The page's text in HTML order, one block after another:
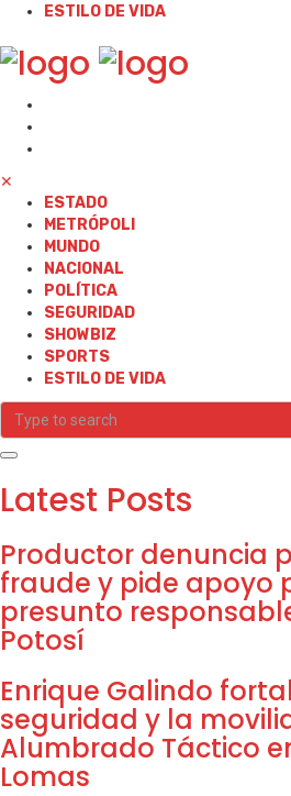
ESTILO DE VIDA
✕
ESTADO
METRÓPOLI
MUNDO
NACIONAL
POLÍTICA
SEGURIDAD
SHOWBIZ
SPORTS
ESTILO DE VIDA
Latest Posts
Productor denuncia
fraude y pide apoyo
presunto
Potosí
Enrique Galindo
seguridad y la
Alumbrado Táctico
Lomas